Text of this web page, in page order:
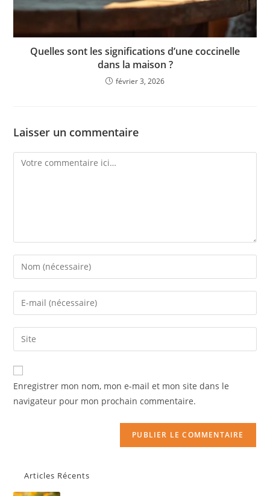
Quelles sont les significations d’une coccinelle
dans la maison ?
février 3, 2026
Laisser un commentaire
Enregistrer mon nom, mon e-mail et mon site dans le
navigateur pour mon prochain commentaire.
Articles Récents